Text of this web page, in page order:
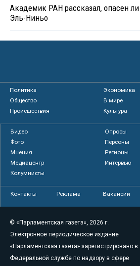
Академик РАН рассказал, опасен
Эль-Ниньо
Политика
Экономика
Общество
В мире
Происшествия
Культура
Видео
Опросы
Фото
Персоны
Мнения
Регионы
Медиацентр
Интервью
Колумнисты
Контакты Реклама Вакансии
© «Парламентская газета», 2026 г.
Электронное периодическое издание
«Парламентская газета» зарегистрировано в
Федеральной службе по надзору в сфере